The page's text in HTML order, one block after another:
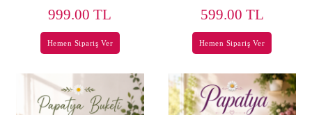
999.00 TL
Hemen Sipariş Ver
599.00 TL
Hemen Sipariş Ver